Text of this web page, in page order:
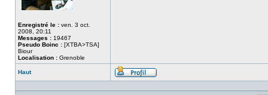
Enregistré le : ven. 3 oct.
2008, 20:11
Messages : 19467
Pseudo Boinc : [XTBA>TSA]
Biour
Localisation : Grenoble
Haut
Profil